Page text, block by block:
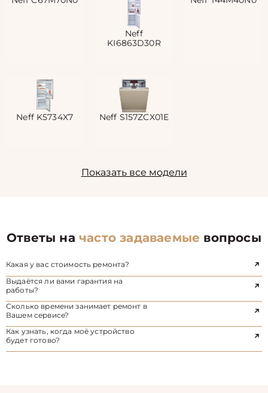
Neff
KI6863D30R
Neff K5734X7 Neff S157ZCX01E
Показать все модели
Ответы начасто задаваемые вопросы
Какая у вас стоимость ремонта?
Выдаётся ли вами гарантия на
работы?
Сколько времени занимает ремонт в
Вашем сервисе?
Как узнать, когда моё устройство
будет готово?